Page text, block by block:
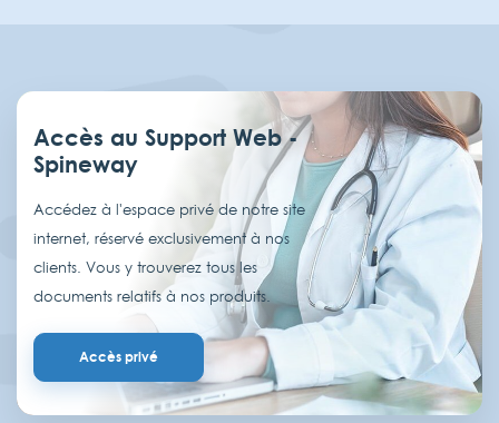
Accès au Support Web -
Spineway
Accédez à l'espace privé de notre site
internet, réservé exclusivement à nos
clients. Vous y trouverez tous les
documents relatifs à nos produits.
Accès privé